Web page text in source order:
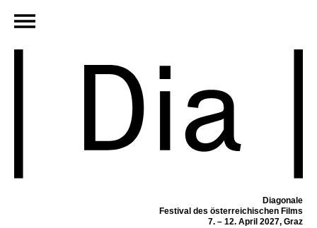
Diagonale
Festival des österreichischen Films
7. – 12. April 2027, Graz